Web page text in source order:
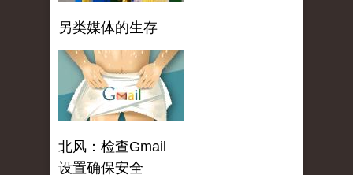
另类媒体的生存
北风：检查Gmail
设置确保安全